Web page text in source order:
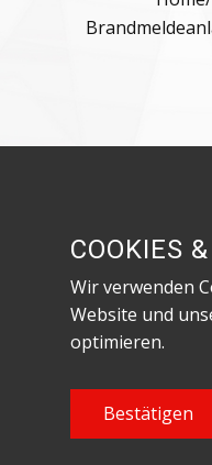
der
COOKIES
Wir verwenden
Website und
optimieren.
Bestätigen